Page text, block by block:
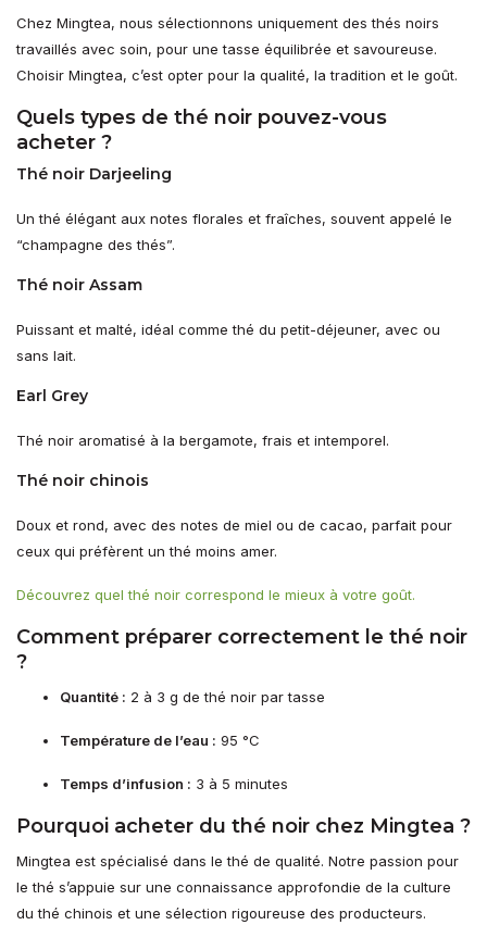
Chez Mingtea, nous sélectionnons uniquement des thés noirs
travaillés avec soin, pour une tasse équilibrée et savoureuse.
Choisir Mingtea, c’est opter pour la qualité, la tradition et le goût.
Quels types de thé noir pouvez-vous
acheter ?
Thé noir Darjeeling
Un thé élégant aux notes florales et fraîches, souvent appelé le
“champagne des thés”.
Thé noir Assam
Puissant et malté, idéal comme thé du petit-déjeuner, avec ou
sans lait.
Earl Grey
Thé noir aromatisé à la bergamote, frais et intemporel.
Thé noir chinois
Doux et rond, avec des notes de miel ou de cacao, parfait pour
ceux qui préfèrent un thé moins amer.
Découvrez quel thé noir correspond le mieux à votre goût.
Comment préparer correctement le thé noir
?
Quantité : 2 à 3 g de thé noir par tasse
Température de l’eau : 95 °C
Temps d’infusion : 3 à 5 minutes
Pourquoi acheter du thé noir chez Mingtea ?
Mingtea est spécialisé dans le thé de qualité. Notre passion pour
le thé s’appuie sur une connaissance approfondie de la culture
du thé chinois et une sélection rigoureuse des producteurs.